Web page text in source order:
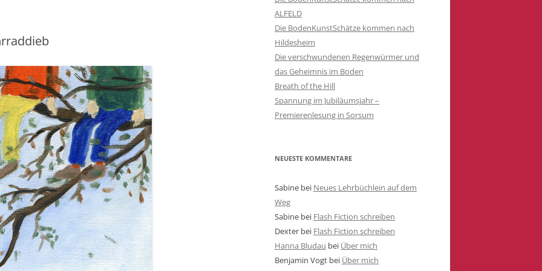
ZU SPÄT – SCHON TOT – EIN KRIMI
WO IST MERLE?
DU SCHULDEST MIR NOCH WAS –
DER 2. HOLLE-KRIMI MIT
ILLUSTRATIONEN VON VOLKER
WITTECZEK
DAS SCHWEIGEN IM GÜLDENEN
WINKEL
BREATH OF THE HILL
LEITFADEN ZUM SCHREIBEN VON
WETTERHAHN
DIE VERSCHWUNDENEN
REGENWÜRMER UND DAS
GEHEIMNIS IM BODEN
POSTKARTENKRIMIS
KRIMIKALENDER FÜR STADT UND
LANDKREIS HILDESHEIM 2018
ALFELD
Die BodenKunstSchätze kommen nach
Hildesheim
Die verschwundenen Regenwürmer und
das Geheimnis im Boden
Breath of the Hill
Spannung im Jubiläumsjahr –
Premierenlesung in Sorsum
NEUESTE KOMMENTARE
Sabine bei Neues Lehrbüchlein auf dem
Weg
Sabine bei Flash Fiction schreiben
Dexter bei Flash Fiction schreiben
Hanna Bludau bei Über mich
Benjamin Vogt bei Über mich